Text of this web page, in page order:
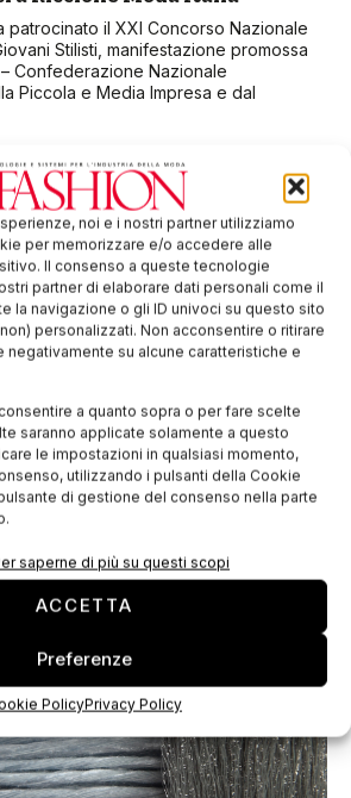
noi e i nostri partner utilizziamo
per memorizzare e/o accedere alle
Il consenso a queste tecnologie
partner di elaborare dati personali come il
la navigazione o gli ID univoci su questo sito
personalizzati. Non acconsentire o ritirare
negativamente su alcune caratteristiche e
a quanto sopra o per fare scelte
saranno applicate solamente a questo
le impostazioni in qualsiasi momento,
utilizzando i pulsanti della Cookie
di gestione del consenso nella parte
saperne di più su questi scopi
ACCETTA
Preferenze
PolicyPrivacy Policy
patrocinato il XXI Concorso Nazionale
Stilisti, manifestazione promossa
Confederazione Nazionale
Piccola e Media Impresa e dal
contro la soppressione
per fare cassa si vuole sopprimere
per accompagnare le
sui mercati esteri” così commenta la